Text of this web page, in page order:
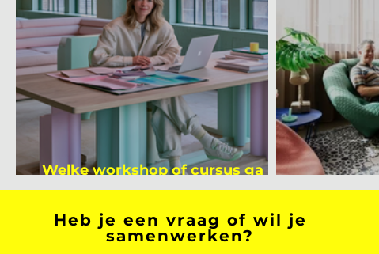
Welke workshop of cursus ga jij
volgen na je vakantie?
Heb je een vraag of wil je
samenwerken?